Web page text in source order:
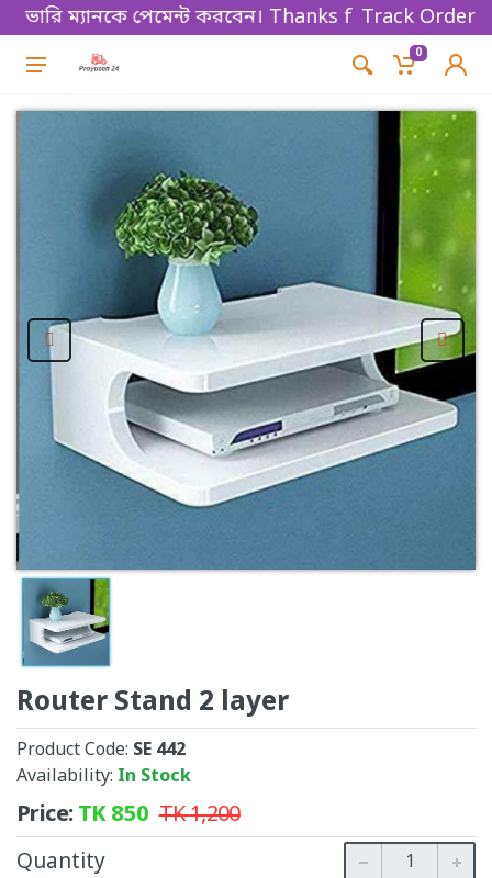
ম্যানকে পেমেন্ট করবেন। Thanks for shopping!Track Order
0
Router Stand 2 layer
Product Code: SE 442
Availability: In Stock
Price:TK850 TK1,200
Quantity